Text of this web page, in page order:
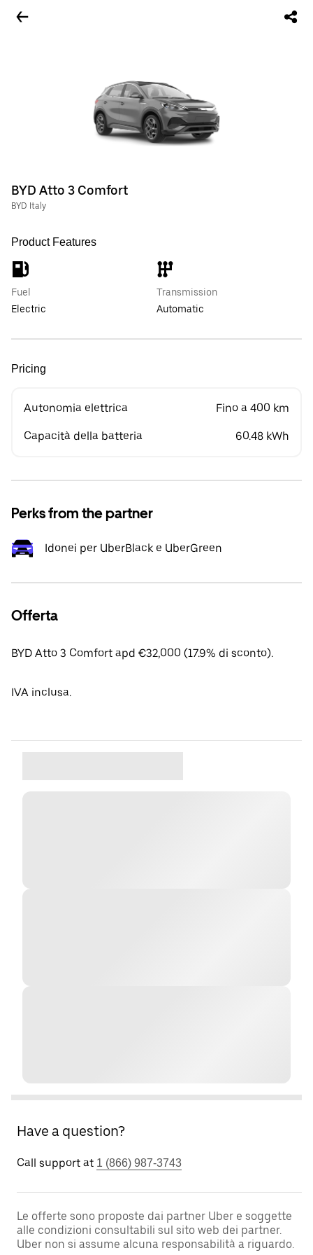
BYD Atto 3 Comfort
BYD Italy
Product Features
Fuel
Electric
Transmission
Automatic
Pricing
Autonomia elettrica Fino a 400 km
Capacità della batteria 60.48 kWh
Perks from the partner
Idonei per UberBlack e UberGreen
Offerta
BYD Atto 3 Comfort apd €32,000 (17.9% di sconto).
IVA inclusa.
Have a question?
Call support at 1 (866) 987-3743
Le offerte sono proposte dai partner Uber e soggette
alle condizioni consultabili sul sito web dei partner.
Uber non si assume alcuna responsabilità a riguardo.